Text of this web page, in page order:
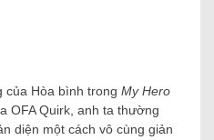
của Hòa bình trong My Hero
OFA Quirk, anh ta thường
diện một cách vô cùng giản